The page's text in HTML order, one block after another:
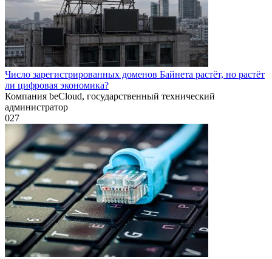
Число зарегистрированных доменов Байнета растёт, но растёт
ли цифровая экономика?
Компания beCloud, государственный технический
администратор
027